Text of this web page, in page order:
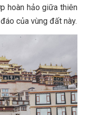
hoàn hảo giữa thiên
của vùng đất này.